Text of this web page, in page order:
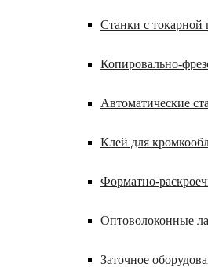
Станки с токарной
Копировально-
Автоматические
Клей для
Форматно-
Оптоволоконные
Заточное